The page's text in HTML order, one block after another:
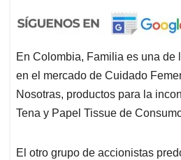
En Colombia, Familia es una de
en el mercado de Cuidado
Nosotras, productos para la
Tena y Papel Tissue de
El otro grupo de accionistas